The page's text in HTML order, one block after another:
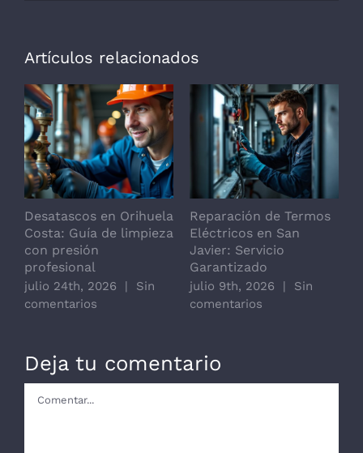
Artículos relacionados
Desatascos en Orihuela
Costa: Guía de limpieza
con presión
profesional
julio 24th, 2026 |
Sin
comentarios
Reparación de Termos
Eléctricos en San
Javier: Servicio
Garantizado
julio 9th, 2026 |
Sin
comentarios
Deja tu comentario
Comentar